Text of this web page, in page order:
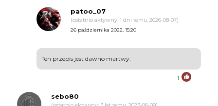
patoo_07
(ostatnio aktywny: 1 dni temu, 2026-08-07)
26 października 2022, 15:20
Ten przepis jest dawno martwy.
1
sebo80